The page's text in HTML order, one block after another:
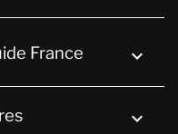
France keyboard_arrow_down
